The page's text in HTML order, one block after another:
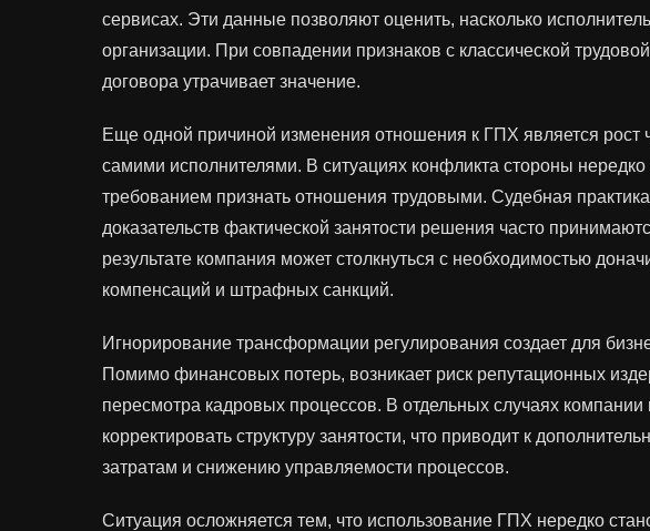
сервисах. Эти данные позволяют оценить, насколько
организации. При совпадении признаков с классической
договора утрачивает значение.
Еще одной причиной изменения отношения к ГПХ является рост
самими исполнителями. В ситуациях конфликта стороны
требованием признать отношения трудовыми. Судебная
доказательств фактической занятости решения часто
результате компания может столкнуться с необходимостью
компенсаций и штрафных санкций.
Игнорирование трансформации регулирования создает для
Помимо финансовых потерь, возникает риск репутационных
пересмотра кадровых процессов. В отдельных случаях
корректировать структуру занятости, что приводит к
затратам и снижению управляемости процессов.
Ситуация осложняется тем, что использование ГПХ нередко